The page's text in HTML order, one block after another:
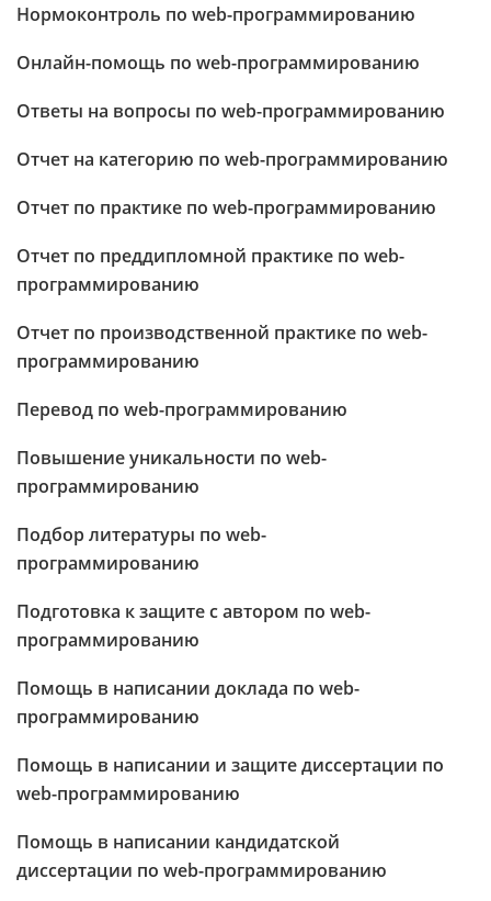
Нормоконтроль по web-программированию
Онлайн-помощь по web-программированию
Ответы на вопросы по web-программированию
Отчет на категорию по web-программированию
Отчет по практике по web-программированию
Отчет по преддипломной практике по web-
программированию
Отчет по производственной практике по web-
программированию
Перевод по web-программированию
Повышение уникальности по web-
программированию
Подбор литературы по web-
программированию
Подготовка к защите с автором по web-
программированию
Помощь в написании доклада по web-
программированию
Помощь в написании и защите диссертации по
web-программированию
Помощь в написании кандидатской
диссертации по web-программированию